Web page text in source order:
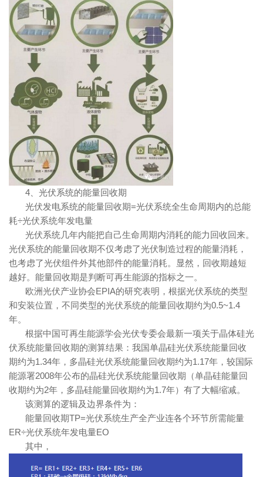
4、光伏系统的能量回收期
光伏发电系统的能量回收期=光伏系统全生命周期内的总能
耗÷光伏系统年发电量
光伏系统几年内能把自己生命周期内消耗的能力回收回来。
光伏系统的能量回收期不仅考虑了光伏制造过程的能量消耗，
也考虑了光伏组件外其他部件的能量消耗。显然，回收期越短
越好。能量回收期是判断可再生能源的指标之一。
欧洲光伏产业协会EPIA的研究表明，根据光伏系统的类型
和安装位置，不同类型的光伏系统的能量回收期约为0.5~1.4
年。
根据中国可再生能源学会光伏专委会最新一项关于晶体硅光
伏系统能量回收期的测算结果：我国单晶硅光伏系统能量回收
期约为1.34年，多晶硅光伏系统能量回收期约为1.17年，较国际
能源署2008年公布的晶硅光伏系统能量回收期（单晶硅能量回
收期约为2年，多晶硅能量回收期约为1.7年）有了大幅缩减。
该测算的逻辑及边界条件为：
能量回收期TP=光伏系统生产全产业连各个环节所需能量
ER÷光伏系统年发电量EO
其中，